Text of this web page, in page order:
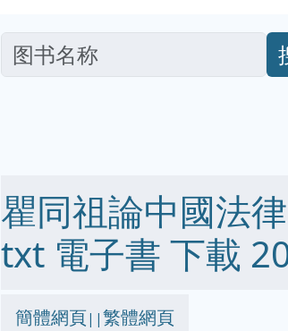
瞿同祖論中國法
txt 電子書 下載
簡體網頁||繁體網頁